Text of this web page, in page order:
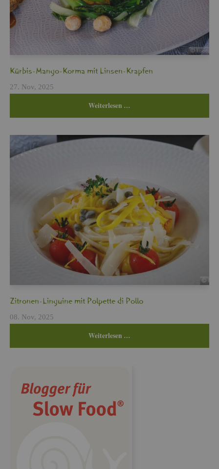
Kür­bis-Mango-Korma mit Lin­sen-Krap­fen
27. Nov, 2025
Wei­ter­le­sen …
Zi­tro­nen-Lin­gui­ne mit Pol­pet­te di Pollo
08. Nov, 2025
Wei­ter­le­sen …